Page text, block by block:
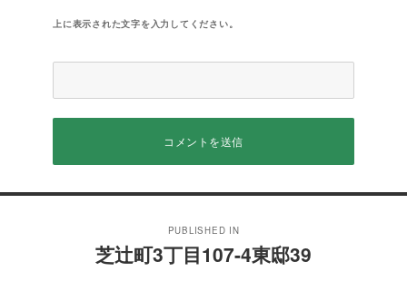
上に表示された文字を入力してください。
PUBLISHED IN
芝辻町3丁目107-4東邸39